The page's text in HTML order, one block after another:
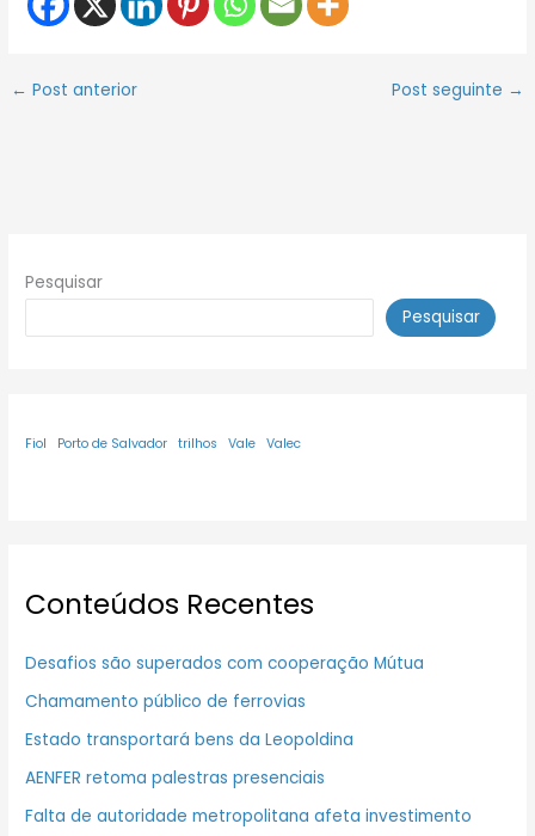
← Post anterior Post seguinte →
Pesquisar
Pesquisar
Fiol Porto de Salvador trilhos Vale Valec
Conteúdos Recentes
Desafios são superados com cooperação Mútua
Chamamento público de ferrovias
Estado transportará bens da Leopoldina
AENFER retoma palestras presenciais
Falta de autoridade metropolitana afeta investimento